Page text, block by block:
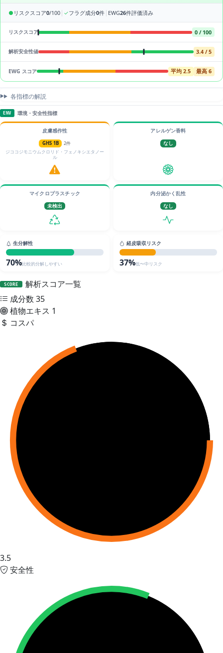
● リスクスコア0/100 | ✓フラグ成分0件 | EWG26件評価済み
リスクスコア 0 / 100
解析安全性値 3.4 / 5
EWG スコア 平均 2.5 最高 6
各指標の解説
ENV 環境・安全性指標
皮膚感作性
GHS 1B
2件
ジココジモニウムクロリド・フェノキシエタノー
ル
アレルゲン香料
なし
マイクロプラスチック
未検出
内分泌かく乱性
なし
生分解性
70%比較的分解しやすい
経皮吸収リスク
37%低〜中リスク
SCORE
解析スコア一覧
成分数 35
植物エキス 1
コスパ
3.5
安全性